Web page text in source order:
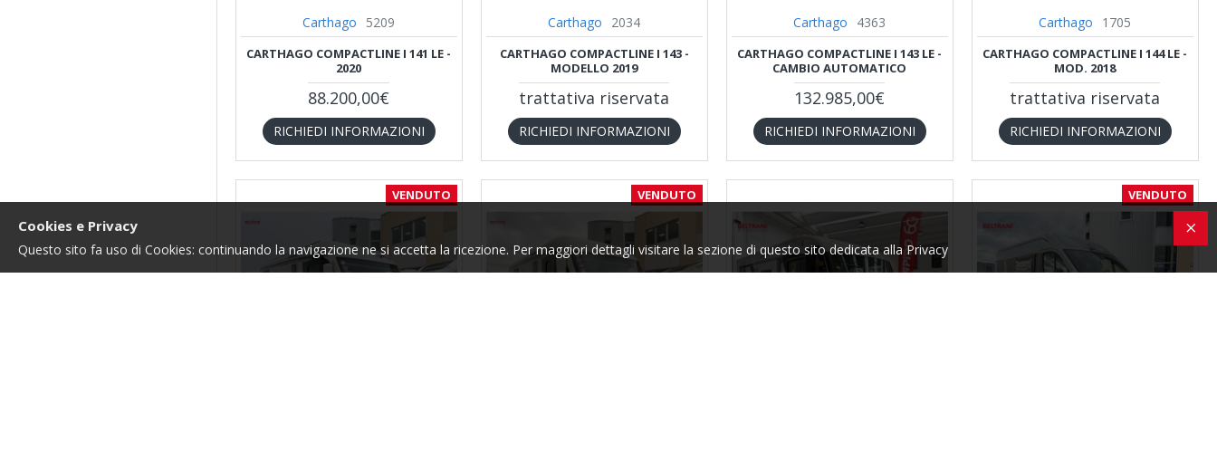
Carthago 5209
CARTHAGO COMPACTLINE I 141 LE -
2020
88.200,00€
RICHIEDI INFORMAZIONI
Carthago 2034
CARTHAGO COMPACTLINE I 143 -
MODELLO 2019
trattativa riservata
RICHIEDI INFORMAZIONI
Carthago 4363
CARTHAGO COMPACTLINE I 143 LE -
CAMBIO AUTOMATICO
132.985,00€
RICHIEDI INFORMAZIONI
Carthago 1705
CARTHAGO COMPACTLINE I 144 LE -
MOD. 2018
trattativa riservata
RICHIEDI INFORMAZIONI
VENDUTO VENDUTO VENDUTO
Cookies e Privacy
Questo sito fa uso di Cookies: continuando la navigazione ne si accetta la ricezione. Per maggiori dettagli visitare la sezione di questo sito dedicata alla Privacy